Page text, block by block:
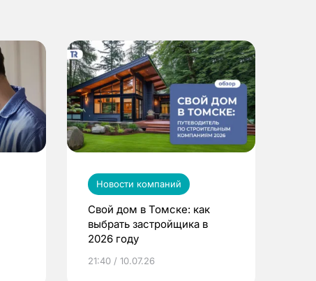
Новости компаний
Свой дом в Томске: как
выбрать застройщика в
2026 году
21:40 / 10.07.26